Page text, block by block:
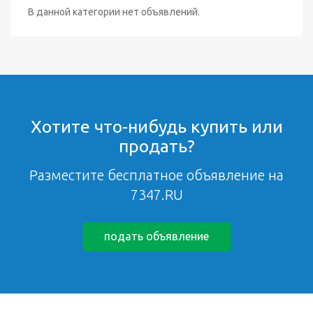
В данной категории нет объявлений.
Хотите что-нибудь купить или
продать?
Разместите бесплатное объявление на
7347.RU
подать объявление